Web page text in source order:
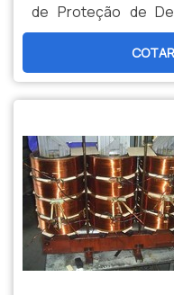
de Proteção de
(SPDA), sendo que
Bombeiros para a
vistoria e para
funcionamento
obrigados a
empresa de SPDA os